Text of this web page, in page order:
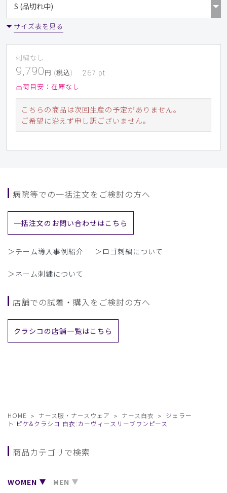
サイズ表を見る
刺繍なし
9,790 円 (税込) 267 pt
出荷目安： 在庫なし
こちらの商品は次回生産の予定がありません。
ご希望に沿えず申し訳ございません。
病院等での一括注文をご検討の方へ
一括注文のお問い合わせはこちら
＞チーム導入事例紹介 ＞ロゴ刺繍について
＞ネーム刺繍について
店舗での試着・購入をご検討の方へ
クラシコの店舗一覧はこちら
HOME ナース服・ナースウェア ナース白衣
ジェラー
ト ピケ&クラシコ 白衣:カーヴィースリーブワンピース
商品カテゴリで検索
WOMEN MEN